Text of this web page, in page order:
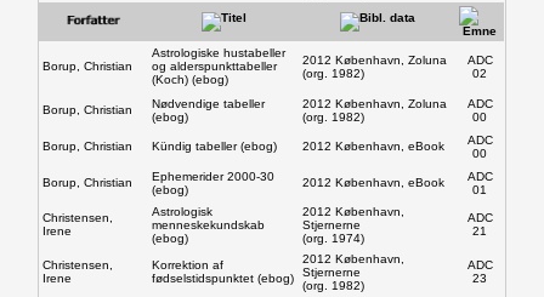
Generalforsamling
Borup, Christian
Astrologiske hustabeller
og alderspunkttabeller
(Koch) (ebog)
2012 København, Zoluna
(org. 1982)
ADC
02
Borup, Christian
Nødvendige tabeller
(ebog)
2012 København, Zoluna
(org. 1982)
ADC
00
Borup, Christian Kündig tabeller (ebog) 2012 København, eBook
ADC
00
Borup, Christian
Ephemerider 2000-30
(ebog)
2012 København, eBook
ADC
01
Christensen,
Irene
Astrologisk
menneskekundskab
(ebog)
2012 København,
Stjernerne
(org. 1974)
ADC
21
Christensen,
Irene
Korrektion af
fødselstidspunktet (ebog)
2012 København,
Stjernerne
(org. 1982)
ADC
23